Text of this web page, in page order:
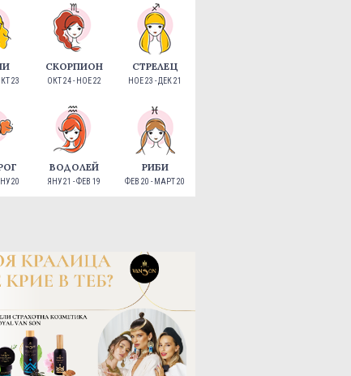
23
СКОРПИОН
ОКТ 24 - НОЕ 22
СТРЕЛЕЦ
НОЕ 23 - ДЕК 21
20
ВОДОЛЕЙ
ЯНУ 21 - ФЕВ 19
РИБИ
ФЕВ 20 - МАРТ 20